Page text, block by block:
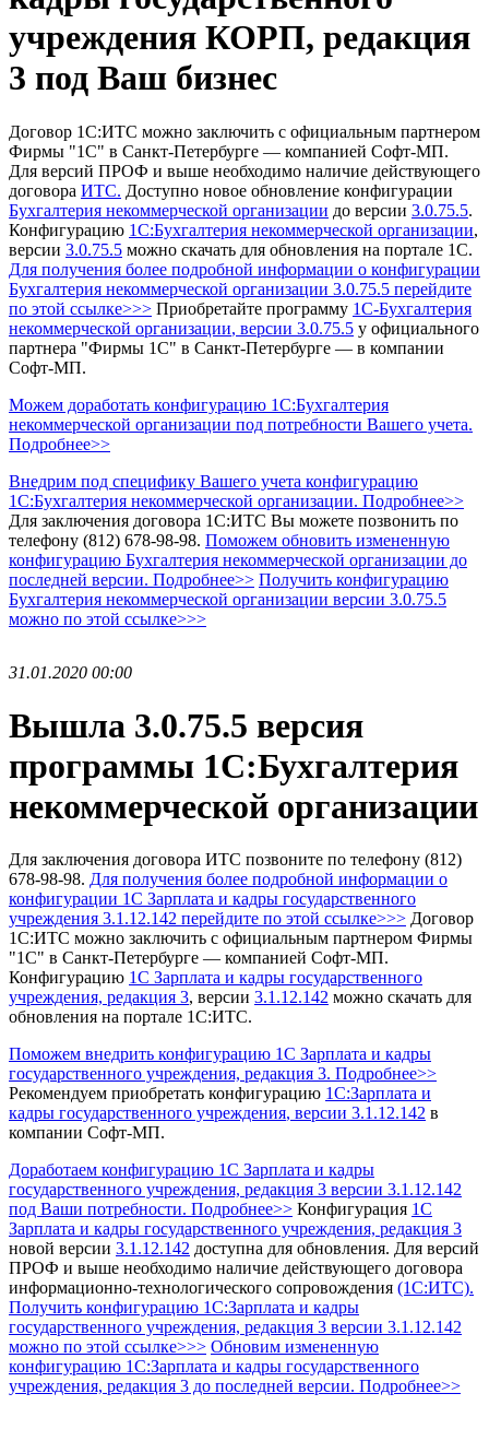
учреждения КОРП, редакция
3 под Ваш бизнес
Договор 1С:ИТС можно заключить с официальным партнером
Фирмы "1С" в Санкт-Петербурге — компанией Софт-МП.
Для версий ПРОФ и выше необходимо наличие действующего
договора ИТС. Доступно новое обновление конфигурации
Бухгалтерия некоммерческой организации до версии 3.0.75.5.
Конфигурацию 1С:Бухгалтерия некоммерческой организации,
версии 3.0.75.5 можно скачать для обновления на портале 1С.
Для получения более подробной информации о конфигурации
Бухгалтерия некоммерческой организации 3.0.75.5 перейдите
по этой ссылке>>> Приобретайте программу 1С-Бухгалтерия
некоммерческой организации, версии 3.0.75.5 у официального
партнера "Фирмы 1С" в Санкт-Петербурге — в компании
Софт-МП.
Можем доработать конфигурацию 1С:Бухгалтерия
некоммерческой организации под потребности Вашего учета.
Подробнее>>
Внедрим под специфику Вашего учета конфигурацию
1С:Бухгалтерия некоммерческой организации. Подробнее>>
Для заключения договора 1С:ИТС Вы можете позвонить по
телефону (812) 678-98-98. Поможем обновить измененную
конфигурацию Бухгалтерия некоммерческой организации до
последней версии. Подробнее>> Получить конфигурацию
Бухгалтерия некоммерческой организации версии 3.0.75.5
можно по этой ссылке>>>
31.01.2020 00:00
Вышла 3.0.75.5 версия
программы 1С:Бухгалтерия
некоммерческой организации
Для заключения договора ИТС позвоните по телефону (812)
678-98-98. Для получения более подробной информации о
конфигурации 1С Зарплата и кадры государственного
учреждения 3.1.12.142 перейдите по этой ссылке>>> Договор
1С:ИТС можно заключить с официальным партнером Фирмы
"1С" в Санкт-Петербурге — компанией Софт-МП.
Конфигурацию 1С Зарплата и кадры государственного
учреждения, редакция 3, версии 3.1.12.142 можно скачать для
обновления на портале 1С:ИТС.
Поможем внедрить конфигурацию 1С Зарплата и кадры
государственного учреждения, редакция 3. Подробнее>>
Рекомендуем приобретать конфигурацию 1С:Зарплата и
кадры государственного учреждения, версии 3.1.12.142 в
компании Софт-МП.
Доработаем конфигурацию 1С Зарплата и кадры
государственного учреждения, редакция 3 версии 3.1.12.142
под Ваши потребности. Подробнее>> Конфигурация 1С
Зарплата и кадры государственного учреждения, редакция 3
новой версии 3.1.12.142 доступна для обновления. Для версий
ПРОФ и выше необходимо наличие действующего договора
информационно-технологического сопровождения (1С:ИТС).
Получить конфигурацию 1С:Зарплата и кадры
государственного учреждения, редакция 3 версии 3.1.12.142
можно по этой ссылке>>> Обновим измененную
конфигурацию 1С:Зарплата и кадры государственного
учреждения, редакция 3 до последней версии. Подробнее>>